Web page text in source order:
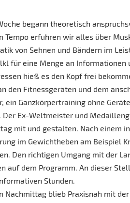
begann theoretisch
Tempo erfuhren wir alles über
von Sehnen und Bändern im
für eine Menge an Informationen
hieß es den Kopf frei
den Fitnessgeräten und dem
ein Ganzkörpertraining ohne
Ex-Weltmeister und
mit und gestalten. Nach einem
im Gewichtheben am Beispiel
Den richtigen Umgang mit der
auf dem Programm. An dieser
Stunden.
Nachmittag blieb Praxisnah mit